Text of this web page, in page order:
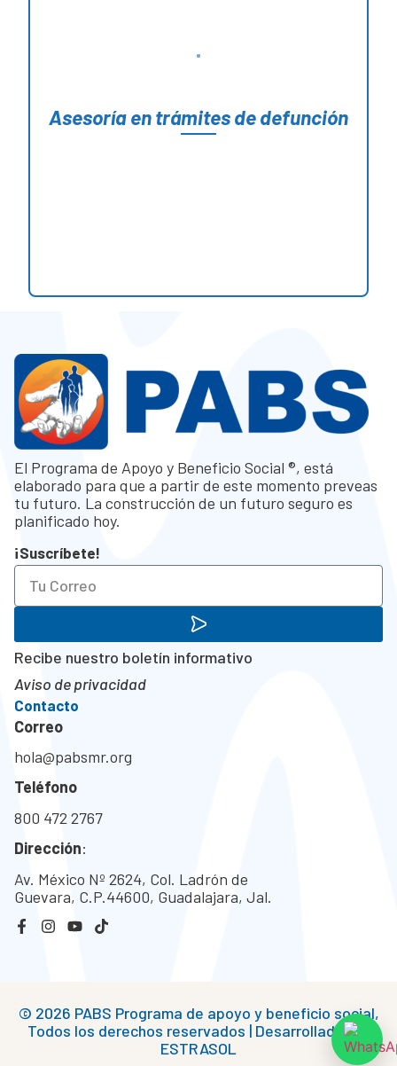
Asesoría en trámites de defunción
El Programa de Apoyo y Beneficio Social ®, está
elaborado para que a partir de este momento preveas
tu futuro. La construcción de un futuro seguro es
planificado hoy.
¡Suscríbete!
Recibe nuestro boletín informativo
Aviso de privacidad
Contacto
Correo
hola@pabsmr.org
Teléfono
800 472 2767
Dirección:
Av. México Nº 2624, Col. Ladrón de
Guevara, C.P.44600, Guadalajara, Jal.
© 2026 PABS Programa de apoyo y beneficio social,
Todos los derechos reservados | Desarrollado por
ESTRASOL